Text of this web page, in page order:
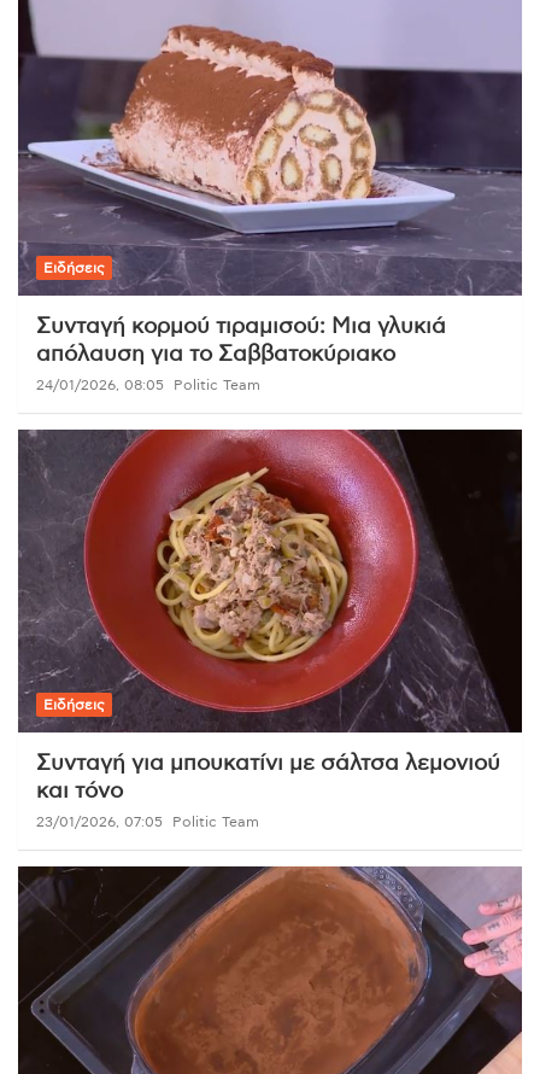
Ειδήσεις
Συνταγή κορμού τιραμισού: Μια γλυκιά
απόλαυση για το Σαββατοκύριακο
24/01/2026, 08:05 Politic Team
Ειδήσεις
Συνταγή για μπουκατίνι με σάλτσα λεμονιού
και τόνο
23/01/2026, 07:05 Politic Team